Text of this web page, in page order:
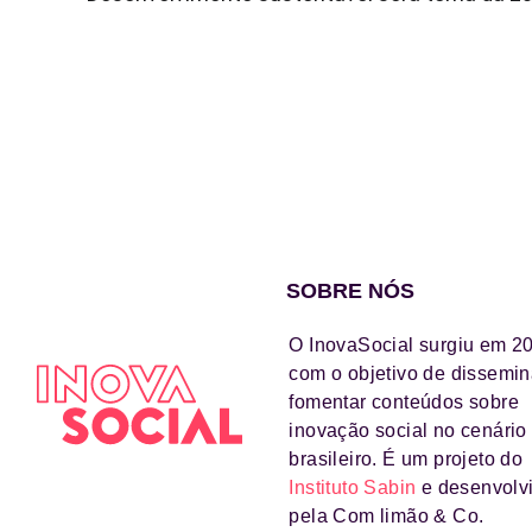
SOBRE NÓS
O InovaSocial surgiu em
com o objetivo de
fomentar conteúdos sobre
inovação social no cenário
brasileiro. É um projeto do
Instituto Sabin e
pela Com limão & Co.